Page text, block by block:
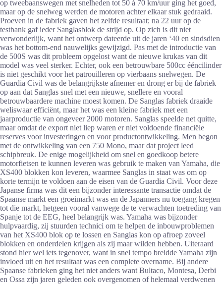
op tweebaanswegen met snelheden tot 50 à 70 km/uur ging het goed,
maar op de snelweg werden de motoren achter elkaar stuk gedraaid.
Proeven in de fabriek gaven het zelfde resultaat; na 22 uur op de
testbank gaf ieder Sanglasblok de strijd op. Op zich is dit niet
verwonderlijk, want het ontwerp dateerde uit de jaren ‘40 en sindsdien
was het bottom-end nauwelijks gewijzigd. Pas met de introductie van
de 500S was dit probleem opgelost want de nieuwe krukas van dit
model was veel sterker. Echter, ook een betrouwbare 500cc ééncilinder
is niet geschikt voor het patrouilleren op vierbaans snelwegen. De
Guardia Civil was de belangrijkste afnemer en drong er bij de fabriek
op aan dat Sanglas snel met een nieuwe, snellere en vooral
betrouwbaardere machine moest komen. De Sanglas fabriek draaide
weliswaar efficiënt, maar het was een kleine fabriek met een
jaarproductie van ongeveer 2000 motoren. Sanglas speelde net quitte,
maar omdat de export niet liep waren er niet voldoende financiële
reserves voor investeringen en voor productontwikkeling. Men begon
met de ontwikkeling van een 750 Mono, maar dat project leed
schipbreuk. De enige mogelijkheid om snel en goedkoop betere
motorfietsen te kunnen leveren was gebruik te maken van Yamaha, die
XS400 blokken kon leveren, waarmee Sanglas in staat was om op
korte termijn te voldoen aan de eisen van de Guardia Civil. Voor deze
Japanse firma was dit een bijzonder interessante transactie omdat de
Spaanse markt een groeimarkt was en de Japanners nu toegang kregen
tot die markt, hetgeen vooral vanwege de te verwachten toetreding van
Spanje tot de EEG, heel belangrijk was. Yamaha was bijzonder
hulpvaardig, zij stuurden technici om te helpen de inbouwproblemen
van het XS400 blok op te lossen en Sanglas kon op afroep zoveel
blokken en onderdelen krijgen als zij maar wilden hebben. Uiteraard
stond hier wel iets tegenover, want in snel tempo breidde Yamaha zijn
invloed uit en het resultaat was een complete overname. Bij andere
Spaanse fabrieken ging het niet anders want Bultaco, Montesa, Derbi
en Ossa zijn jaren geleden ook overgenomen of helemaal verdwenen